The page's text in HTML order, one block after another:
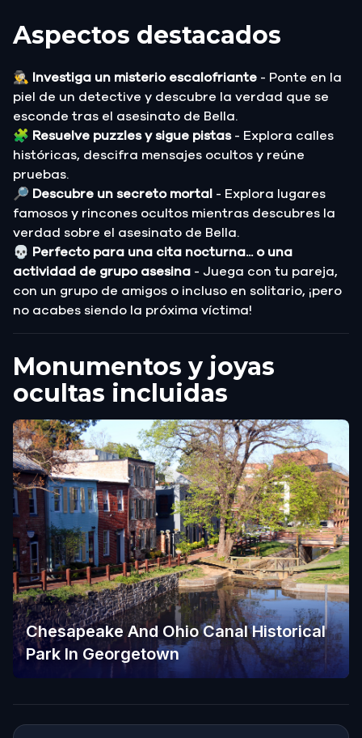
Aspectos destacados
🕵️‍♂️ Investiga un misterio escalofriante - Ponte en la
piel de un detective y descubre la verdad que se
esconde tras el asesinato de Bella.
🧩 Resuelve puzzles y sigue pistas- Explora calles
históricas, descifra mensajes ocultos y reúne
pruebas.
🔎 Descubre un secreto mortal - Explora lugares
famosos y rincones ocultos mientras descubres la
verdad sobre el asesinato de Bella.
💀 Perfecto para una cita nocturna... o una
actividad de grupo asesina - Juega con tu pareja,
con un grupo de amigos o incluso en solitario, ¡pero
no acabes siendo la próxima víctima!
Monumentos y joyas
ocultas incluidas
Chesapeake And Ohio Canal Historical
Park In Georgetown